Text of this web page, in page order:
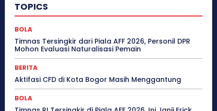
TOPICS
BOLA
Timnas Tersingkir dari Piala AFF 2026, Personil DPR
Mohon Evaluasi Naturalisasi Pemain
BERITA
Aktifasi CFD di Kota Bogor Masih Menggantung
BOLA